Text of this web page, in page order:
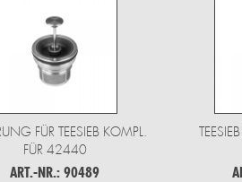
FÜR TEESIEB KOMPL.
FÜR 42440
ART.-NR.: 90489